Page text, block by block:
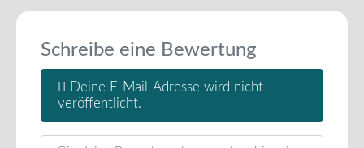
Schreibe eine Bewertung
Deine E-Mail-Adresse wird nicht
veröffentlicht.
Rezensionstext